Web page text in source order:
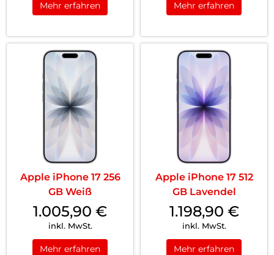
Mehr erfahren Mehr erfahren
Apple iPhone 17 256
GB Weiß
1.005,90 €
inkl. MwSt.
Mehr erfahren
Apple iPhone 17 512
GB Lavendel
1.198,90 €
inkl. MwSt.
Mehr erfahren